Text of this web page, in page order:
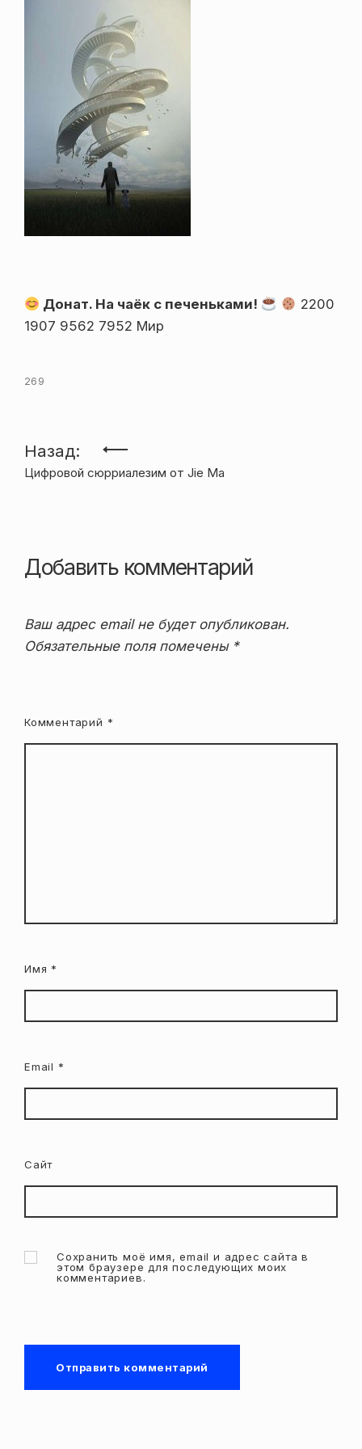
Донат. На чаёк с печеньками!
2200
1907 9562 7952 Мир
269
Навигация
по
Назад:
Цифровой сюрриалезим от Jie Ma
Добавить комментарий
Ваш адрес email не будет опубликован.
Обязательные поля помечены *
Комментарий *
Имя *
Email *
Сайт
Сохранить моё имя, email и адрес сайта в
этом браузере для последующих моих
комментариев.